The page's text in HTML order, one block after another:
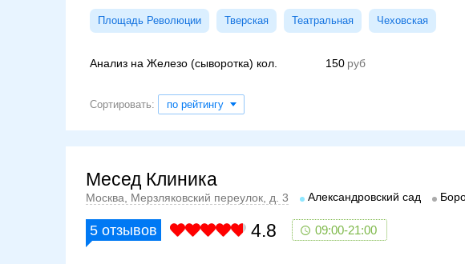
Площадь Революции Тверская Театральная Чеховская
Анализ на Железо (сыворотка) кол. 150
Сортировать: по рейтингу
Месед Клиника
Москва, Мерзляковский переулок, д. 3 Александровский сад
5 отзывов 4.8 09:00-21:00